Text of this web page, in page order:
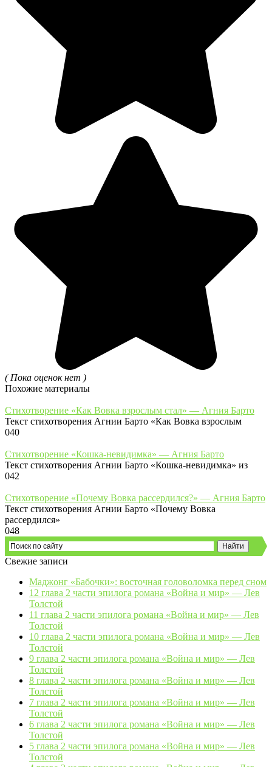
( Пока оценок нет )
Похожие материалы
Стихотворение «Как Вовка взрослым стал» — Агния Барто
Текст стихотворения Агнии Барто «Как Вовка взрослым
040
Стихотворение «Кошка-невидимка» — Агния Барто
Текст стихотворения Агнии Барто «Кошка-невидимка» из
042
Стихотворение «Почему Вовка рассердился?» — Агния Барто
Текст стихотворения Агнии Барто «Почему Вовка
рассердился»
048
Свежие записи
Маджонг «Бабочки»: восточная головоломка перед сном
12 глава 2 части эпилога романа «Война и мир» — Лев
Толстой
11 глава 2 части эпилога романа «Война и мир» — Лев
Толстой
10 глава 2 части эпилога романа «Война и мир» — Лев
Толстой
9 глава 2 части эпилога романа «Война и мир» — Лев
Толстой
8 глава 2 части эпилога романа «Война и мир» — Лев
Толстой
7 глава 2 части эпилога романа «Война и мир» — Лев
Толстой
6 глава 2 части эпилога романа «Война и мир» — Лев
Толстой
5 глава 2 части эпилога романа «Война и мир» — Лев
Толстой